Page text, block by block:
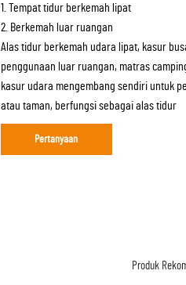
1. Tempat tidur berkemah lipat
2. Berkemah luar ruangan
Alas tidur berkemah udara lipat, kasur
penggunaan luar ruangan, matras
kasur udara mengembang sendiri untuk
atau taman, berfungsi sebagai alas tidur
Pertanyaan
Produk